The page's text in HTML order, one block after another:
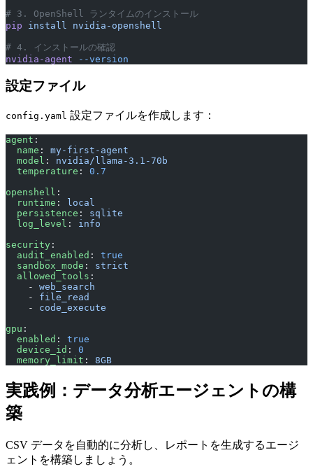
# 3. OpenShell ランタイムのインストール
pip install nvidia-openshell
# 4. インストールの確認
nvidia-agent --version
設定ファイル
config.yaml 設定ファイルを作成します：
agent :
  name
: my-first-agent
  model
: nvidia/llama-3.1-70b
  temperature
: 0.7
openshell :
  runtime
:
local
  persistence
: sqlite
  log_level
: info
security :
  audit_enabled
: true
  sandbox_mode
: strict
  allowed_tools
:
    -
web_search
    -
file_read
    -
code_execute
gpu :
  enabled
: true
  device_id
: 0
  memory_limit
: 8GB
実践例：データ分析エージェントの構
築
CSV データを自動的に分析し、レポートを生成するエージ
ェントを構築しましょう。